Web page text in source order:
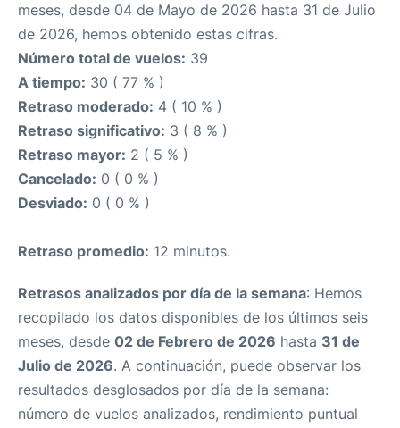
meses, desde 04 de Mayo de 2026 hasta 31 de Julio
de 2026, hemos obtenido estas cifras.
Número total de vuelos: 39
A tiempo: 30 ( 77 % )
Retraso moderado: 4 ( 10 % )
Retraso significativo: 3 ( 8 % )
Retraso mayor: 2 ( 5 % )
Cancelado: 0 ( 0 % )
Desviado: 0 ( 0 % )
Retraso promedio: 12 minutos.
Retrasos analizados por día de la semana: Hemos
recopilado los datos disponibles de los últimos seis
meses, desde 02 de Febrero de 2026 hasta 31 de
Julio de 2026. A continuación, puede observar los
resultados desglosados por día de la semana:
número de vuelos analizados, rendimiento puntual